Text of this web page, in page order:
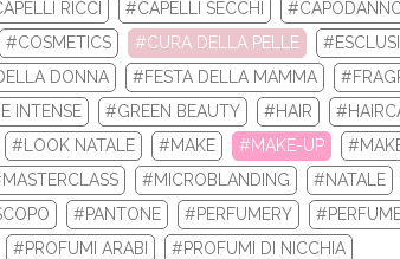
TUA ROUTINE CON I BEST
tua nuova routine di bellezza con i prodotti
Re...
LEGGI DI PIÙ
RICCI #CAPELLI SECCHI
#COSMETICS #CURA DELLA PELLE
DONNA #FESTA DELLA MAMMA
INTENSE #GREEN BEAUTY #HAIR
#LOOK NATALE #MAKE #MAKE-UP
#MICROBLANDING #NATALE
#PANTONE #PERFUMERY
#PROFUMI ARABI
#PROFUMI DI NICCHIA